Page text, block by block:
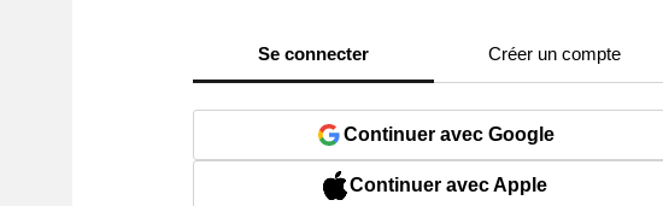
Se connecter Créer un compte
Continuer avec Google
Continuer avec Apple